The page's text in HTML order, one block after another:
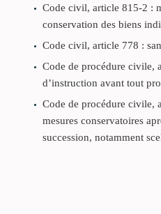
Code civil, article 815-2 :
conservation des biens
Code civil, article 778 :
Code de procédure civile,
d’instruction avant tout
Code de procédure civile,
mesures conservatoires
succession, notamment